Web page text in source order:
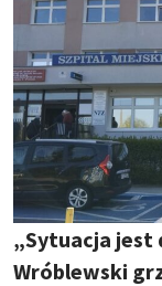
„Sytuacja jest
Wróblewski